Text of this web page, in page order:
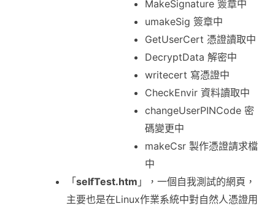
MakeSignature 簽章中
umakeSig 簽章中
GetUserCert 憑證讀取中
DecryptData 解密中
writecert 寫憑證中
CheckEnvir 資料讀取中
changeUserPINCode 密
碼變更中
makeCsr 製作憑證請求檔
中
「 selfTest.htm 」，一個自我測試的網頁，
主要也是在Linux作業系統中對自然人憑證用